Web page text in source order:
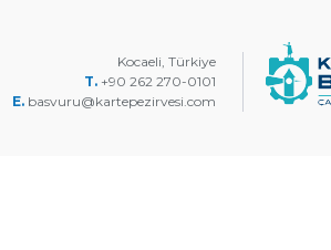
Kocaeli, Türkiye
T.+90 262 270-0101
E.basvuru@kartepezirvesi.com